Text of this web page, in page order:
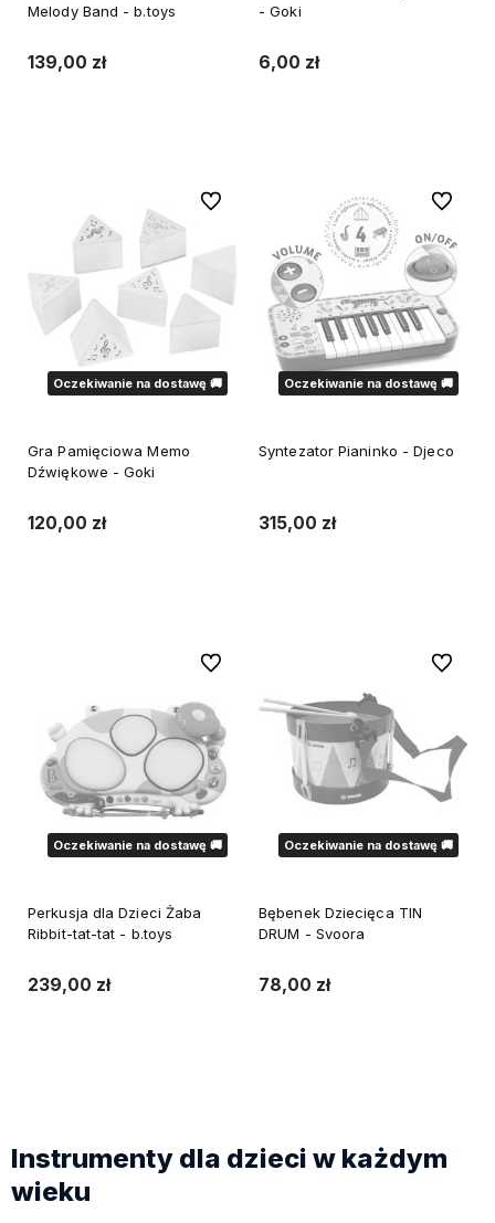
Melody Band - b.toys
139,00 zł
- Goki
6,00 zł
Oczekiwanie na dostawę 🚚
Gra Pamięciowa Memo
Dźwiękowe - Goki
120,00 zł
Do ulubionych
Oczekiwanie na dostawę 🚚
Syntezator Pianinko - Djeco
315,00 zł
Do
Oczekiwanie na dostawę 🚚
Perkusja dla Dzieci Żaba
Ribbit-tat-tat - b.toys
239,00 zł
Do ulubionych
Oczekiwanie na dostawę 🚚
Bębenek Dziecięca TIN
DRUM - Svoora
78,00 zł
Do
Instrumenty dla dzieci w każdym
wieku